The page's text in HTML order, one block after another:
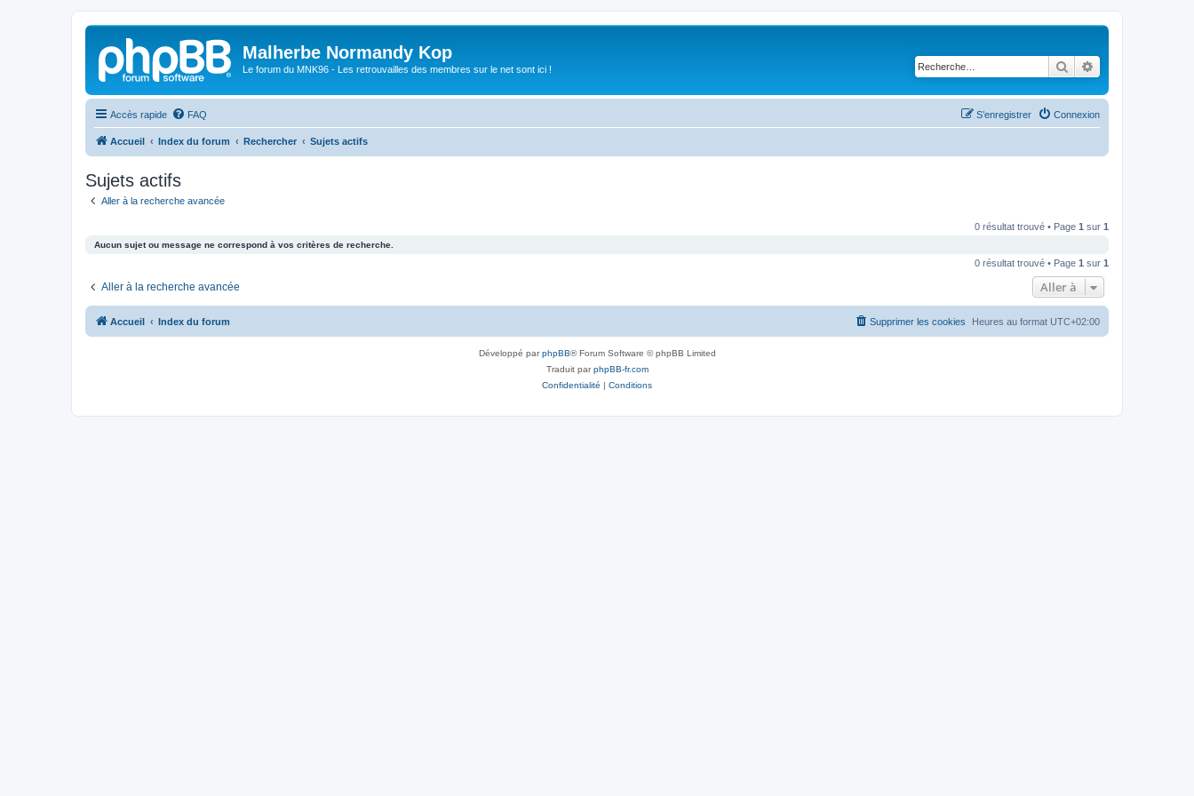
Malherbe Normandy Kop
Le forum du MNK96 - Les retrouvailles des membres sur le net sont ici ! Rechercher
Accès rapide FAQ Connexion
S’enregistrer
Accueil Index du forum Rechercher Sujets actifs
Sujets actifs
Aller à la recherche avancée
0 résultat trouvé • Page 1 sur 1
Aucun sujet ou message ne correspond à vos critères de recherche.
0 résultat trouvé • Page 1 sur 1
Aller à la recherche avancée Aller à
Accueil Index du forum Heures au format UTC+02:00
Supprimer les cookies
Développé parphpBB® Forum Software © phpBB Limited
Traduit parphpBB-fr.com
Confidentialité | Conditions